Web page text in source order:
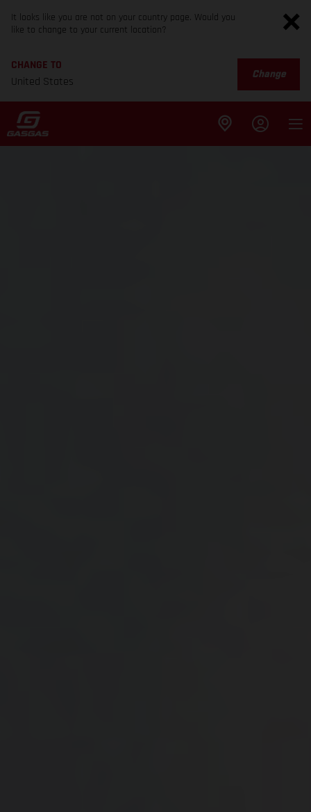
It looks like you are not on your country page. Would you
like to change to your current location?
CHANGE TO
United States
Change